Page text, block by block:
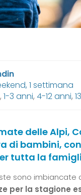
1 settimana
, 1-3 anni, 4-12 anni,
delle Alpi,
di bambini,
tutta la
sono imbiancate
per la stagione